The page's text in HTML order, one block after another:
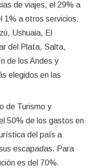
de viajes, el 29% a
1% a otros servicios.
Ushuaia, El
del Plata, Salta,
de los Andes y
elegidos en las
de Turismo y
50% de los gastos en
del país a
escapadas. Para
es del 70%.